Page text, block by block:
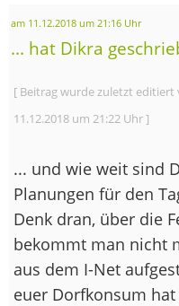
am 11.12.2018 um 21:16 Uhr
... hat Dikra
[ Beitrag wurde zuletzt editiert
11.12.2018 um 21:22 Uhr ]
... und wie weit sind
Planungen für den
Denk dran, über die
bekommt man nicht
aus dem I-Net
euer Dorfkonsum